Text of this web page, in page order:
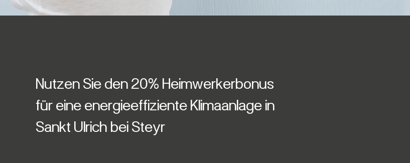
Nutzen Sie den 20% Heimwerkerbonus
für eine energieeffiziente Klimaanlage in
Sankt Ulrich bei Steyr